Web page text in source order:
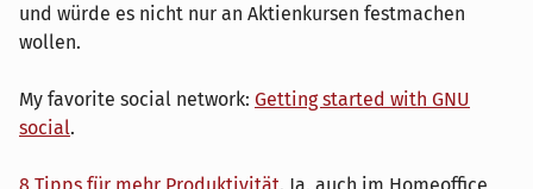
und würde es nicht nur an Aktienkursen festmachen
wollen.
My favorite social network: Getting started with GNU
social.